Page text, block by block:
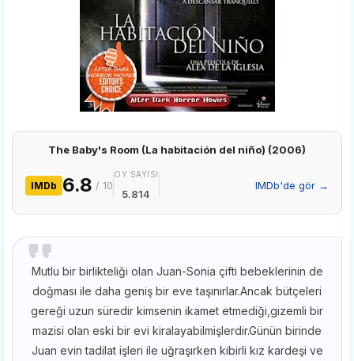
The Baby's Room (La habitación del niño) (2006)
IMDb 6.8 / 10
OY SAYISI
5.814
IMDb'de gör →
Mutlu bir birlikteliği olan Juan-Sonia çifti bebeklerinin de
doğması ile daha geniş bir eve taşınırlar.Ancak bütçeleri
gereği uzun süredir kimsenin ikamet etmediği,gizemli bir
mazisi olan eski bir evi kiralayabilmişlerdir.Günün birinde
Juan evin tadilat işleri ile uğraşırken kibirli kız kardeşi ve